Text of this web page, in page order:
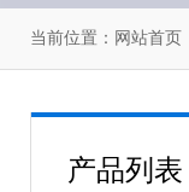
当前位置： 网站首页
产品列表